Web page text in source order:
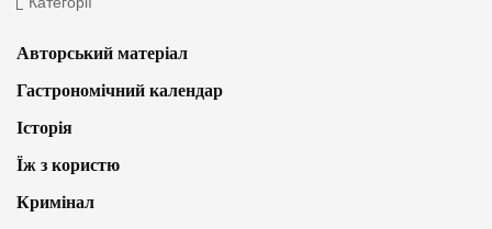
Авторський матеріал
Гастрономічний календар
Історія
Їж з користю
Кримінал